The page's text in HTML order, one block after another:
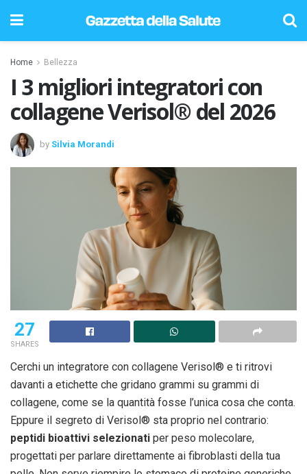
Home Bellezza
I 3 migliori integratori con
collagene Verisol® del 2026
by Silvia Morandi
27
SHARES
Cerchi un integratore con collagene Verisol® e ti ritrovi
davanti a etichette che gridano grammi su grammi di
collagene, come se la quantità fosse l’unica cosa che conta.
Eppure il segreto di Verisol® sta proprio nel contrario:
peptidi bioattivi selezionati per peso molecolare,
progettati per parlare direttamente ai fibroblasti della tua